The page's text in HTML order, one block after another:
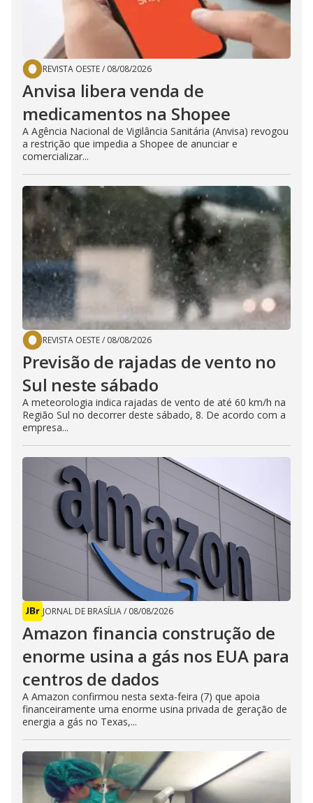
REVISTA OESTE/ 08/08/2026
Anvisa libera venda de
medicamentos na Shopee
A Agência Nacional de Vigilância Sanitária (Anvisa) revogou
a restrição que impedia a Shopee de anunciar e
comercializar...
REVISTA OESTE/ 08/08/2026
Previsão de rajadas de vento no
Sul neste sábado
A meteorologia indica rajadas de vento de até 60 km/h na
Região Sul no decorrer deste sábado, 8. De acordo com a
empresa...
JORNAL DE BRASÍLIA/ 08/08/2026
Amazon financia construção de
enorme usina a gás nos EUA para
centros de dados
A Amazon confirmou nesta sexta-feira (7) que apoia
financeiramente uma enorme usina privada de geração de
energia a gás no Texas,...